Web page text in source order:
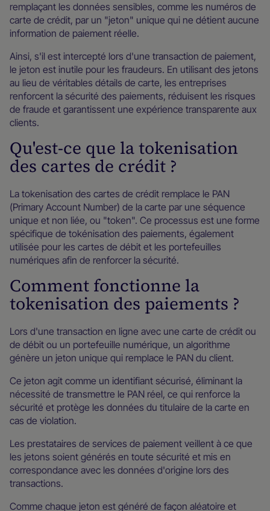
remplaçant les données sensibles, comme les numéros de
carte de crédit, par un "jeton" unique qui ne détient aucune
information de paiement réelle.
Ainsi, s'il est intercepté lors d'une transaction de paiement,
le jeton est inutile pour les fraudeurs. En utilisant des jetons
au lieu de véritables détails de carte, les entreprises
renforcent la sécurité des paiements, réduisent les risques
de fraude et garantissent une expérience transparente aux
clients.
Qu'est-ce que la tokenisation
des cartes de crédit ?
La tokenisation des cartes de crédit remplace le PAN
(Primary Account Number) de la carte par une séquence
unique et non liée, ou "token". Ce processus est une forme
spécifique de tokénisation des paiements, également
utilisée pour les cartes de débit et les portefeuilles
numériques afin de renforcer la sécurité.
Comment fonctionne la
tokenisation des paiements ?
Lors d'une transaction en ligne avec une carte de crédit ou
de débit ou un portefeuille numérique, un algorithme
génère un jeton unique qui remplace le PAN du client.
Ce jeton agit comme un identifiant sécurisé, éliminant la
nécessité de transmettre le PAN réel, ce qui renforce la
sécurité et protège les données du titulaire de la carte en
cas de violation.
Les prestataires de services de paiement veillent à ce que
les jetons soient générés en toute sécurité et mis en
correspondance avec les données d'origine lors des
transactions.
Comme chaque jeton est généré de façon aléatoire et